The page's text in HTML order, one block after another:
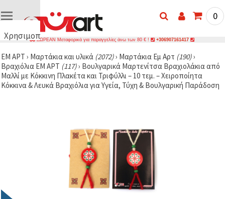
Χρησιμοποιούμε
🍪
Χρησιμοποιούμε
cookies και
παρόμοιες
συγκατάθεσή
0
ΔΩΡΕΑΝ Μεταφορικά για παραγγελίες άνω των 80 € ! +306907161417
ΕΜ ΑΡΤ › Μαρτάκια και υλικά (2072)› Μαρτάκια Еμ Аρτ (190)›
Βραχιόλια ЕМ АРТ (117)› Βουλγαρικά Μαρτενίτσα Βραχιολάκια από
Μαλλί με Κόκκινη Πλακέτα και Τριφύλλι – 10 τεμ. – Χειροποίητα
Κόκκινα & Λευκά Βραχιόλια για Υγεία, Τύχη & Βουλγαρική Παράδοση